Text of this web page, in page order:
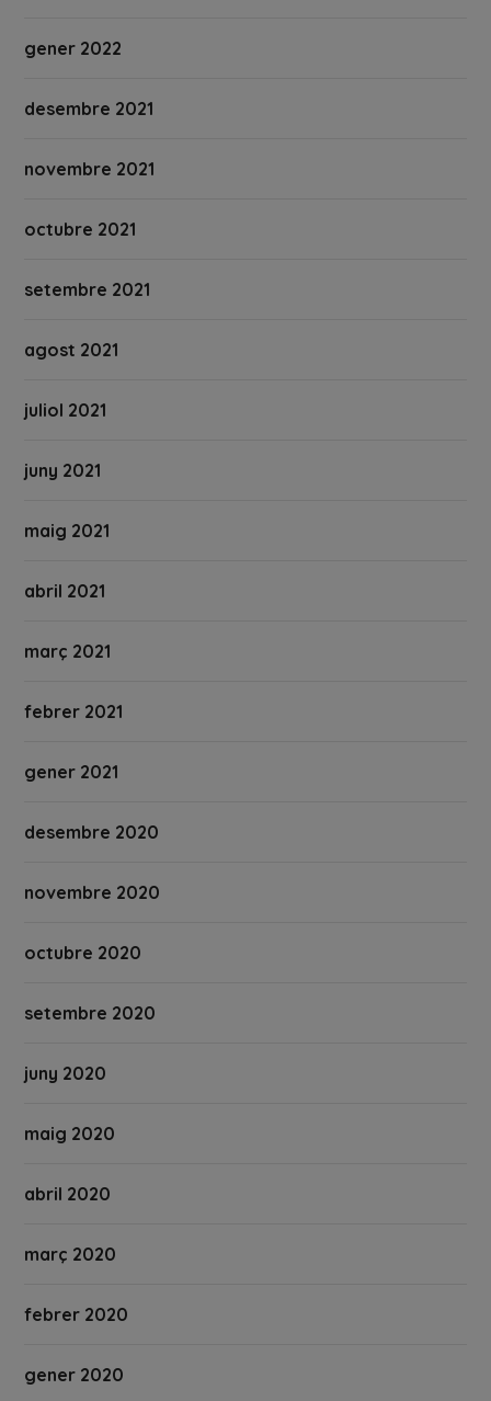
gener 2022
desembre 2021
novembre 2021
octubre 2021
setembre 2021
agost 2021
juliol 2021
juny 2021
maig 2021
abril 2021
març 2021
febrer 2021
gener 2021
desembre 2020
novembre 2020
octubre 2020
setembre 2020
juny 2020
maig 2020
abril 2020
març 2020
febrer 2020
gener 2020